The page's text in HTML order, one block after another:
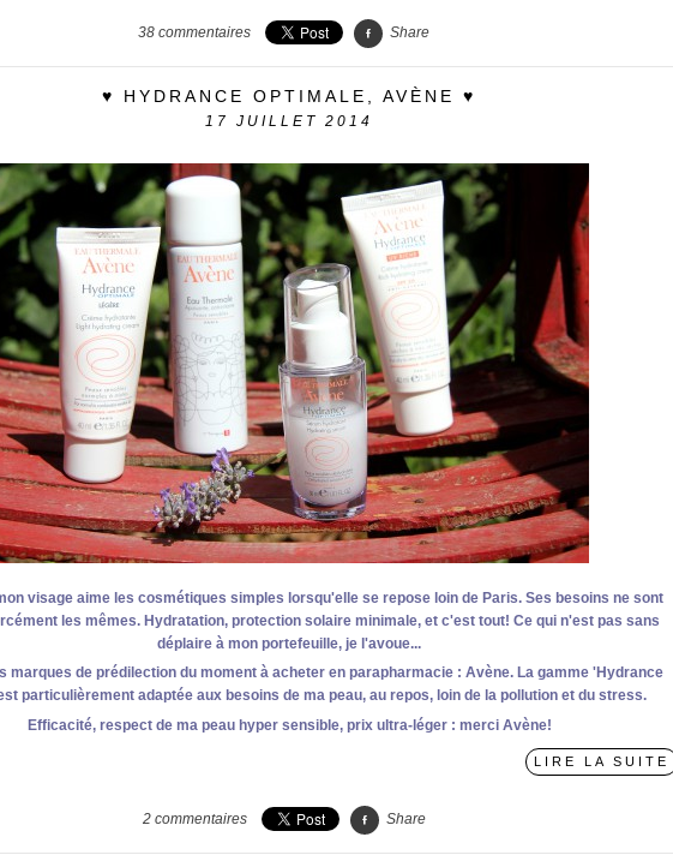
38 commentaires Share
♥ HYDRANCE OPTIMALE, AVÈNE ♥
17 JUILLET 2014
visage aime les cosmétiques simples lorsqu'elle se repose loin de Paris. Ses besoins ne sont
les mêmes. Hydratation, protection solaire minimale, et c'est tout! Ce qui n'est pas sans
déplaire à mon portefeuille, je l'avoue...
marques de prédilection du moment à acheter en parapharmacie : Avène. La gamme 'Hydrance
particulièrement adaptée aux besoins de ma peau, au repos, loin de la pollution et du stress.
Efficacité, respect de ma peau hyper sensible, prix ultra-léger : merci Avène!
LIRE LA SUITE
2 commentaires Share